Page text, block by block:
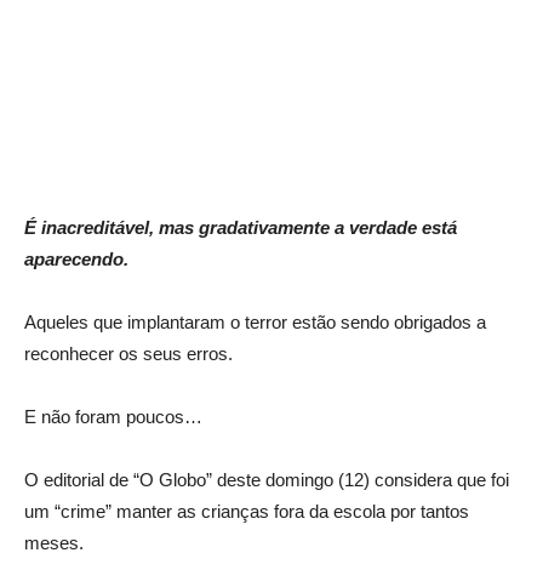
É inacreditável, mas gradativamente a verdade está
aparecendo.
Aqueles que implantaram o terror estão sendo obrigados a
reconhecer os seus erros.
E não foram poucos…
O editorial de “O Globo” deste domingo (12) considera que foi
um “crime” manter as crianças fora da escola por tantos
meses.